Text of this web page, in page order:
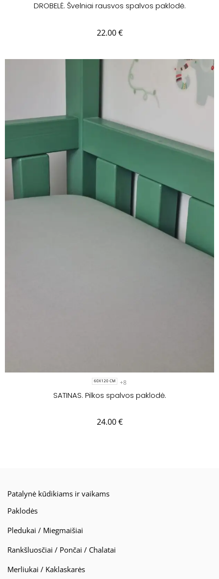
DROBELĖ. Švelniai rausvos spalvos paklodė.
22.00€
60X120 CM +8
SATINAS. Pilkos spalvos paklodė.
24.00€
Patalynė kūdikiams ir vaikams
Paklodės
Pledukai / Miegmaišiai
Rankšluosčiai / Pončai / Chalatai
Merliukai / Kaklaskarės